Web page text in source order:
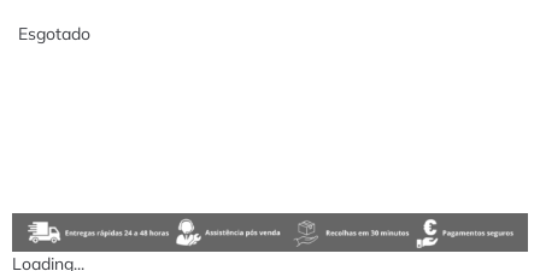
Esgotado
Loading...